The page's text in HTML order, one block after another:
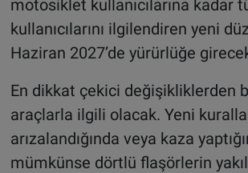
motosiklet kullanıcılarına kadar
kullanıcılarını ilgilendiren yeni
Haziran 2027’de yürürlüğe
En dikkat çekici değişikliklerden
araçlarla ilgili olacak. Yeni
arızalandığında veya kaza
mümkünse dörtlü flaşörlerin